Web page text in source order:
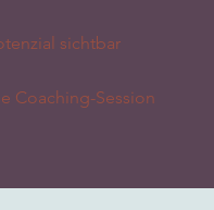
sichtbar
Coaching-Session